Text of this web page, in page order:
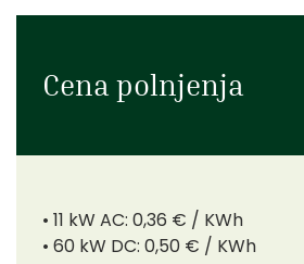
Cena polnjenja
• 11 kW AC: 0,36 € / KWh
• 60 kW DC: 0,50 € / KWh